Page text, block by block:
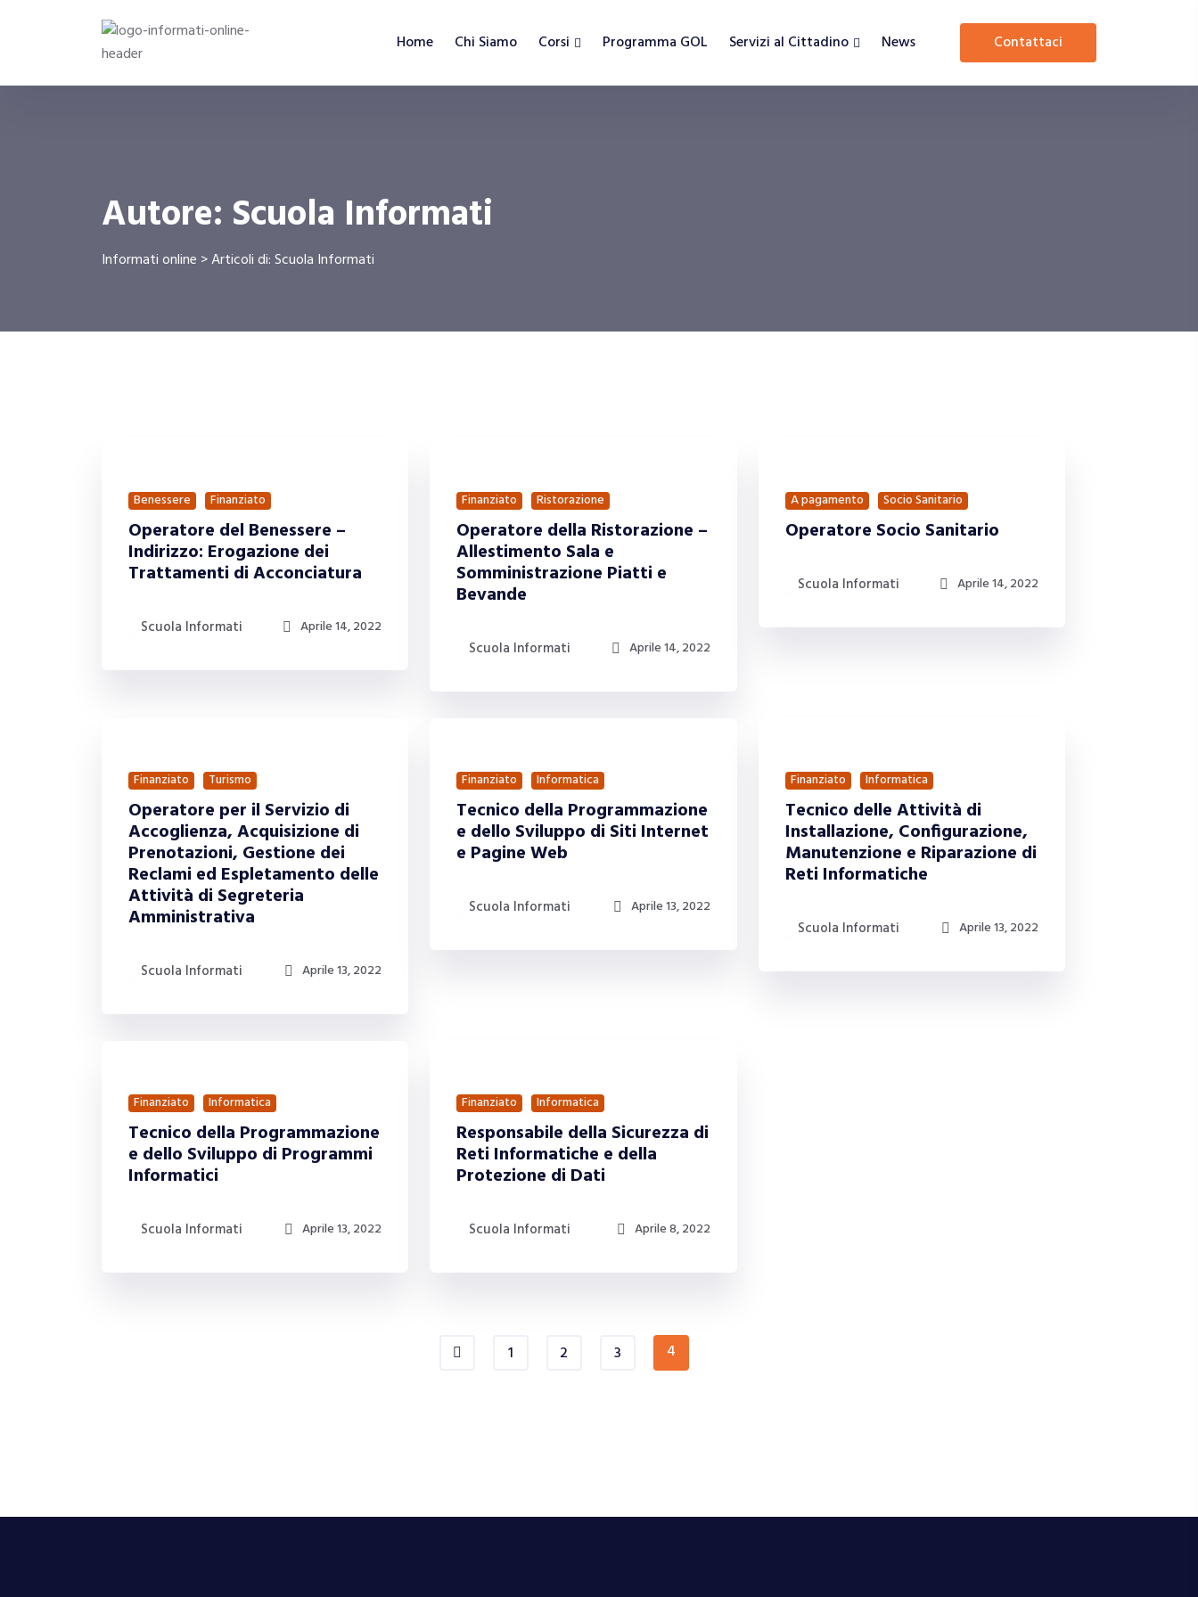
Home Chi Siamo Corsi Programma GOL Servizi al Cittadino News contattaci
Autore: Scuola Informati
Informati online >Articoli di: Scuola Informati
Benessere Finanziato
Operatore del Benessere –
Indirizzo: Erogazione dei
Trattamenti di Acconciatura
Scuola Informati Aprile 14, 2022
Finanziato Ristorazione
Operatore della Ristorazione –
Allestimento Sala e
Somministrazione Piatti e
Bevande
Scuola Informati Aprile 14, 2022
A pagamento Socio Sanitario
Operatore Socio Sanitario
Scuola Informati Aprile 14, 2022
Finanziato Turismo
Operatore per il Servizio di
Accoglienza, Acquisizione di
Prenotazioni, Gestione dei
Reclami ed Espletamento delle
Attività di Segreteria
Amministrativa
Scuola Informati Aprile 13, 2022
Finanziato Informatica
Tecnico della Programmazione
e dello Sviluppo di Siti Internet
e Pagine Web
Scuola Informati Aprile 13, 2022
Finanziato Informatica
Tecnico delle Attività di
Installazione, Configurazione,
Manutenzione e Riparazione di
Reti Informatiche
Scuola Informati Aprile 13, 2022
Finanziato Informatica
Tecnico della Programmazione
e dello Sviluppo di Programmi
Informatici
Scuola Informati Aprile 13, 2022
Finanziato Informatica
Responsabile della Sicurezza di
Reti Informatiche e della
Protezione di Dati
Scuola Informati Aprile 8, 2022
1 2 3 4